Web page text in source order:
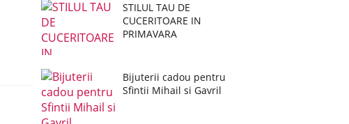
STILUL TAU DE
CUCERITOARE IN
PRIMAVARA
Bijuterii cadou pentru
Sfintii Mihail si Gavril